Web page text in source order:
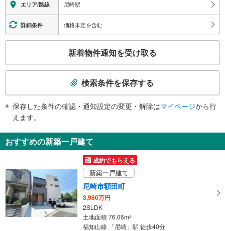
・各ホーム⇔北改札
エスカレータ
・２～５番線ホーム⇔北改札
《多機能トイレ》
・改札外（中央公園内）
その他
・誘導チャイム
・ＡＥＤ
エリア/路線 尼崎駅
詳細条件 価格未定を含む
検
知
を
け
取
る
・
条
新着物件通知を受け取る
検索条件を保存する
保存した条件の確認・通知設定の変更・解除はマイページから行
えます。
おすすめの新築一戸建て
成約でもらえる
新築一戸建て
尼崎市額田町
3,980万円
2SLDK
土地面積 76.06m2
福知山線 「尼崎」駅 徒歩40分